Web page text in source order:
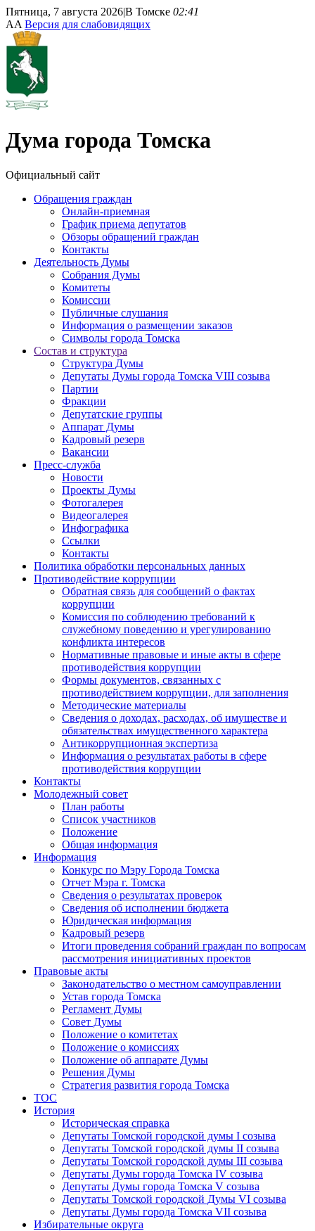
Пятница, 7 августа 2026|В Томске 02:41
AA Версия для слабовидящих
Дума города Томска
Официальный сайт
Обращения граждан
Онлайн-приемная
График приема депутатов
Обзоры обращений граждан
Контакты
Деятельность Думы
Собрания Думы
Комитеты
Комиссии
Публичные слушания
Информация о размещении заказов
Символы города Томска
Состав и структура
Структура Думы
Депутаты Думы города Томска VIII созыва
Партии
Фракции
Депутатские группы
Аппарат Думы
Кадровый резерв
Вакансии
Пресс-служба
Новости
Проекты Думы
Фотогалерея
Видеогалерея
Инфографика
Ссылки
Контакты
Политика обработки персональных данных
Прoтивoдeйствие кoрpупции
Обратная связь для сообщений о фактах
коррупции
Комиссия по соблюдению требований к
служебному поведению и урегулированию
конфликта интересов
Нормативные правовые и иные акты в сфере
противодействия коррупции
Формы документов, связанных с
противодействием коррупции, для заполнения
Методические материалы
Сведения о доходах, расходах, об имуществе и
обязательствах имущественного характера
Антикоррупционная экспертиза
Информация о результатах работы в сфере
противодействия коррупции
Контакты
Молодежный совет
План работы
Список участников
Положение
Общая информация
Информация
Конкурс по Мэру Города Томска
Отчет Мэра г. Томска
Сведения о результатах проверок
Сведения об исполнении бюджета
Юридическая информация
Кадровый резерв
Итоги проведения собраний граждан по вопросам
рассмотрения инициативных проектов
Правовые акты
Законодательство о местном самоуправлении
Устав города Томска
Регламент Думы
Совет Думы
Положение о комитетах
Положение о комиссиях
Положение об аппарате Думы
Решения Думы
Стратегия развития города Томска
ТОС
История
Историческая справка
Депутаты Томской городской думы I созыва
Депутаты Томской городской думы II созыва
Депутаты Томской городской думы III созыва
Депутаты Думы города Томска IV созыва
Депутаты Думы города Томска V созыва
Депутаты Томской городской Думы VI созыва
Депутаты Думы города Томска VII созыва
Избирательные округа